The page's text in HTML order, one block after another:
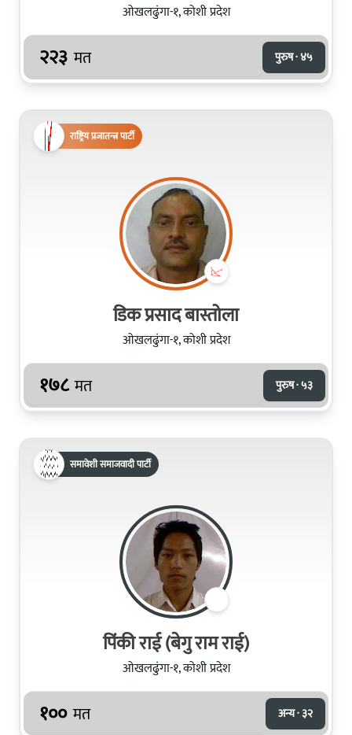
ओखलढुंगा-१, कोशी प्रदेश
२२३ मत पुरुष · ४५
राष्ट्रिय प्रजातन्त्र पार्टी
डिक प्रसाद बास्तोला
ओखलढुंगा-१, कोशी प्रदेश
१७८ मत पुरुष · ५३
समावेशी समाजवादी पार्टी
पिंकी राई (बेगु राम राई)
ओखलढुंगा-१, कोशी प्रदेश
१०० मत अन्य · ३२